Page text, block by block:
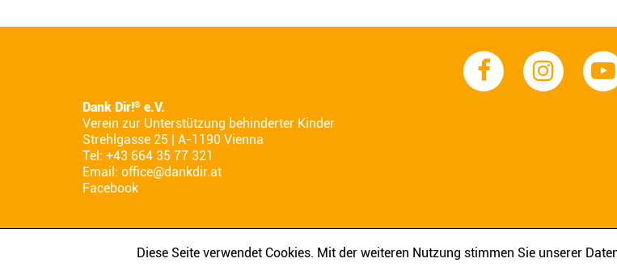
Dank Dir!® e.V.
Verein zur Unterstützung behinderter Kinder
Strehlgasse 25 | A-1190 Vienna
Tel: +43 664 35 77 321
Email: office@dankdir.at
Facebook
Diese Seite verwendet Cookies. Mit der weiteren Nutzung stimmen Sie unserer